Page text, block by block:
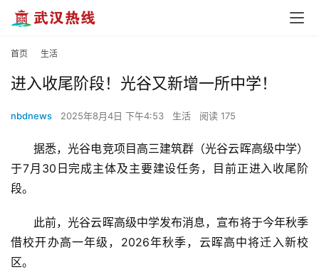
首页 生活
进入收尾阶段！光谷又新增一所中学！
nbdnews 2025年8月4日 下午4:53 生活 阅读 175
据悉，光谷电竞项目高三建筑群（光谷云晖高级中学）
于7月30日完成主体及主要建设任务，目前正进入收尾阶
段。
此前，光谷云晖高级中学发布消息，宣布将于今年秋季
借校开办高一年级，2026年秋季，云晖高中将迁入新校
区。